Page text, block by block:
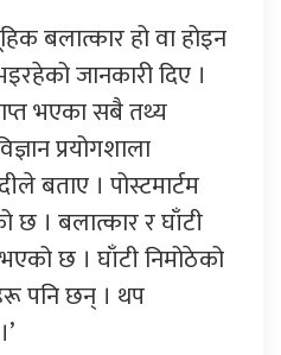
बलात्कार हो वा होइन
जानकारी दिए ।
भएका सबै तथ्य
प्रयोगशाला
बताए । पोस्टमार्टम
छ । बलात्कार र घाँटी
छ । घाँटी निमोठेको
पनि छन् । थप